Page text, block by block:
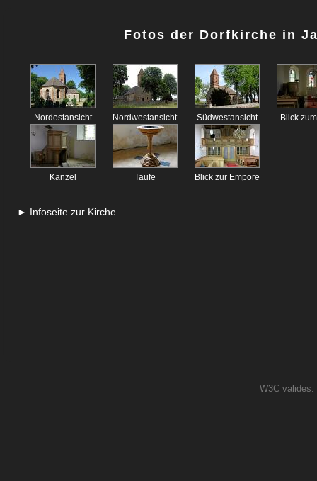
Fotos der Dorfkirche in
Nordostansicht Nordwestansicht Südwestansicht Blick
Kanzel Taufe Blick zur Empore
► Infoseite zur Kirche
W3C valides: